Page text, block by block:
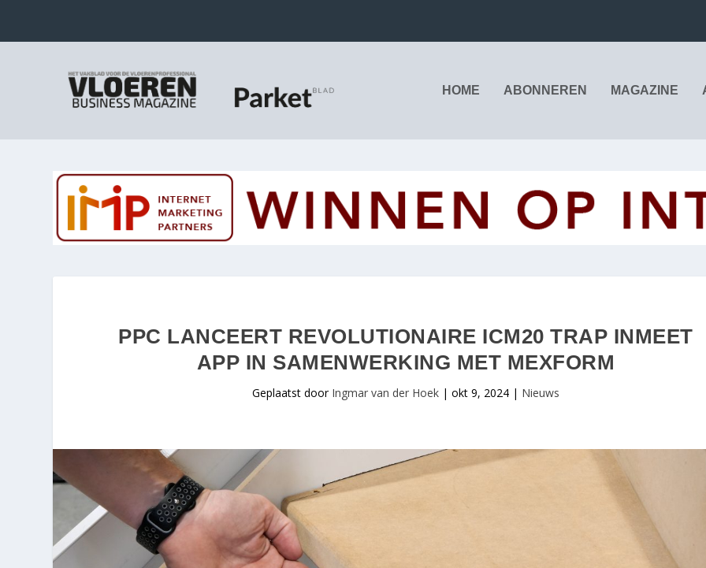
HOME ABONNEREN MAGAZINE
PPC LANCEERT REVOLUTIONAIRE ICM20 TRAP INMEET
APP IN SAMENWERKING MET MEXFORM
Geplaatst door Ingmar van der Hoek| okt 9, 2024| Nieuws